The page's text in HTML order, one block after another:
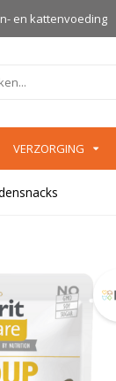
en kattenvoeding
VERZORGING